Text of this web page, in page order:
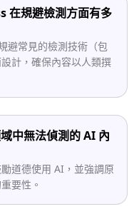
在規避檢測方面有多
避常見的檢測技術（包
計，確保內容以人類撰
中無法偵測的 AI 內
道德使用 AI，並強調原
要性。